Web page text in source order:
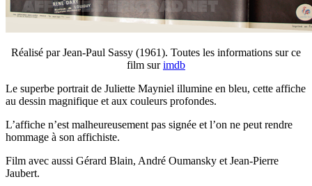
Réalisé par Jean-Paul Sassy (1961). Toutes les informations sur ce
film surimdb
Le superbe portrait de Juliette Mayniel illumine en bleu, cette affiche
au dessin magnifique et aux couleurs profondes.
L’affiche n’est malheureusement pas signée et l’on ne peut rendre
hommage à son affichiste.
Film avec aussi Gérard Blain, André Oumansky et Jean-Pierre
Jaubert.